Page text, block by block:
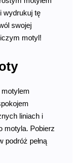
wydrukuj tę
swojej
motyl!
liniach i
motyla. Pobierz
podróż pełną